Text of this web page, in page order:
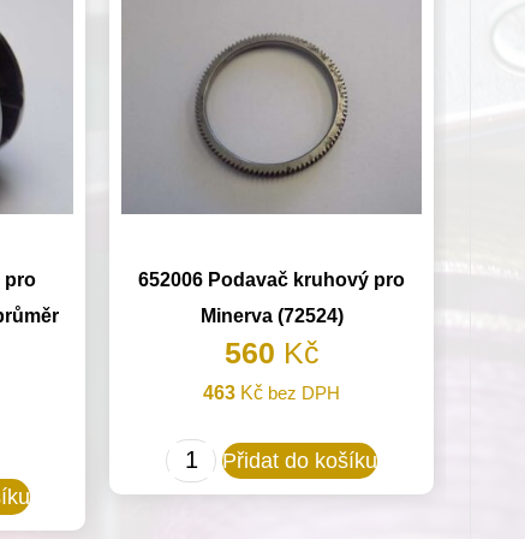
pro
652006 Podavač kruhový pro
Minerva (72524)
560 Kč
463 Kč bez DPH
652006
Podavač
Přidat do košíku